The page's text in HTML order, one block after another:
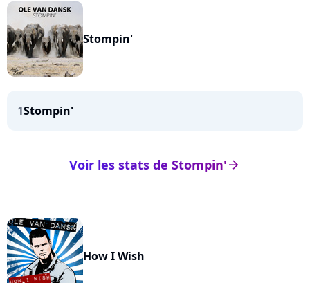
Stompin'
1Stompin'
arrow_right
Voir les stats de Stompin'
How I Wish